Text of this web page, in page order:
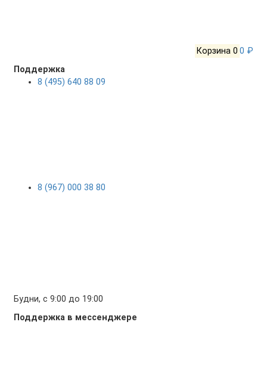
Корзина 0 0 ₽
Поддержка
8 (495) 640 88 09
8 (967) 000 38 80
Будни, с 9:00 до 19:00
Поддержка в мессенджере